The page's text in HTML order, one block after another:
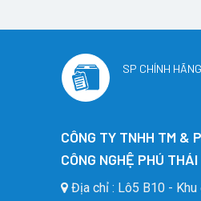
SP CHÍNH
CÔNG TY TNHH TM &
CÔNG NGHỆ PHÚ THÁI
Địa chỉ : Lô5 B10 -